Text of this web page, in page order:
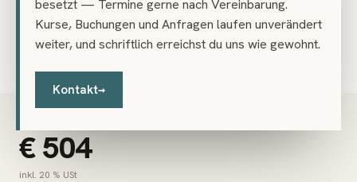
besetzt — Termine gerne nach Vereinbarung.
Kurse, Buchungen und Anfragen laufen unverändert
weiter, und schriftlich erreichst du uns wie gewohnt.
Kontakt→
möchte, kann das gerne tun – das lässt sich individuell
besprechen.
€ 504
inkl. 20 % USt